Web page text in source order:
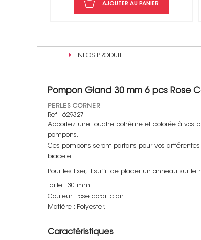
AJOUTER AU PANIER
INFOS PRODUIT
Pompon Gland 30 mm 6 pcs Rose
PERLES CORNER
Ref : 629327
Apportez une touche bohème et colorée à vos
pompons.
Ces pompons seront parfaits pour vos
bracelet.
Pour les fixer, il suffit de placer un anneau sur le
Taille : 30 mm
Couleur : rose corail clair.
Matière : Polyester.
Caractéristiques